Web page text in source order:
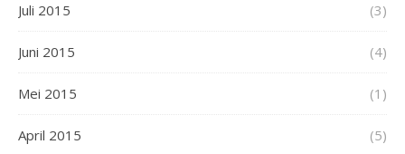
Juli 2015 (3)
Juni 2015 (4)
Mei 2015 (1)
April 2015 (5)